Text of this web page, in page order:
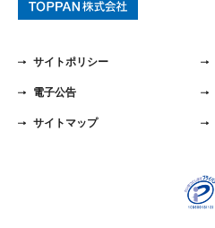
サイトポリシー
電子公告
サイトマップ